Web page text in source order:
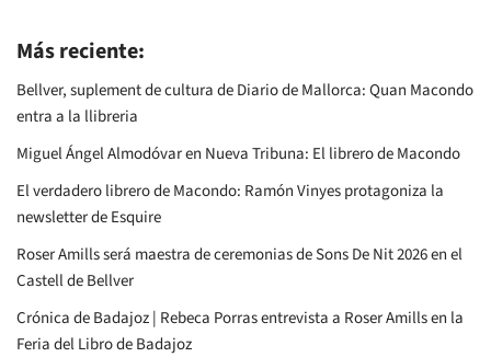
Más reciente:
Bellver, suplement de cultura de Diario de Mallorca: Quan Macondo
entra a la llibreria
Miguel Ángel Almodóvar en Nueva Tribuna: El librero de Macondo
El verdadero librero de Macondo: Ramón Vinyes protagoniza la
newsletter de Esquire
Roser Amills será maestra de ceremonias de Sons De Nit 2026 en el
Castell de Bellver
Crónica de Badajoz | Rebeca Porras entrevista a Roser Amills en la
Feria del Libro de Badajoz